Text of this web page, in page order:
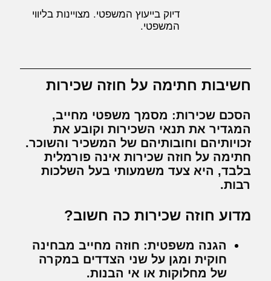
דיוק בייעוץ המשפטי. מצויינות בליווי
המשפטי.
חשיבות חתימה על חוזה שכירות
הסכם שכירות: מסמך משפטי מחייב,
המגדיר את תנאי השכירות וקובע את
זכויותיהם וחובותיהם של המשכיר והשוכר.
חתימה על חוזה שכירות אינה פורמלית
בלבד, היא צעד משמעותי בעל השלכות
רבות.
מדוע חוזה שכירות כה חשוב?
הגנה משפטית: חוזה מחייב מבחינה
חוקית ומגן על שני הצדדים במקרה
של מחלוקות או אי הבנות.